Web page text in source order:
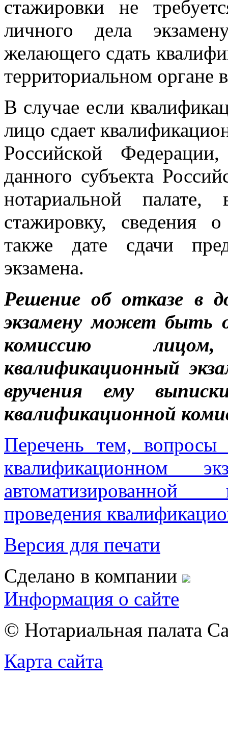
стажировки не
личного дела
желающего сдать
территориальном органе
В случае если
лицо сдает
Российской
данного субъекта
нотариальной
стажировку, сведения
также дате сдачи
экзамена.
Решение об отказе в
экзамену может быть
комиссию
квалификационный
вручения ему
квалификационной
Перечень тем,
квалификационном
проведения
Версия для печати
Сделано в компании
Информация о сайте
© Нотариальная палата
Карта сайта